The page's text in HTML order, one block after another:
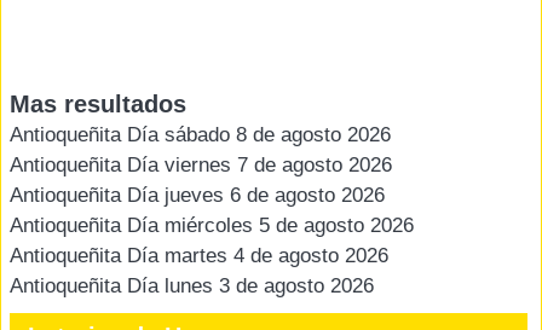
Mas resultados
Antioqueñita Día sábado 8 de agosto 2026
Antioqueñita Día viernes 7 de agosto 2026
Antioqueñita Día jueves 6 de agosto 2026
Antioqueñita Día miércoles 5 de agosto 2026
Antioqueñita Día martes 4 de agosto 2026
Antioqueñita Día lunes 3 de agosto 2026